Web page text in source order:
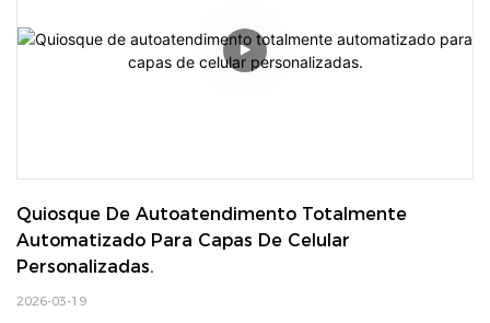
Quiosque De Autoatendimento Totalmente
Automatizado Para Capas De Celular
Personalizadas.
2026-03-19